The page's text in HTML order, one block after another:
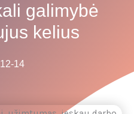
galimybė
kelius
14